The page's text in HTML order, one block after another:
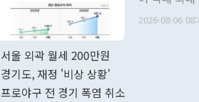
관의 무리한
다. [정동영 통일부 장관이 지난달 23일 오후 서울 종로구 정부서울청사에
료=한국은행] 한국은행이 6일 발표한 '2026년 6월 국제수지(잠정)'
2026-08-06
서울 외곽 월세 200만원
경기도, 재정 '비상 상황'
프로야구 전 경기 폭염 취소